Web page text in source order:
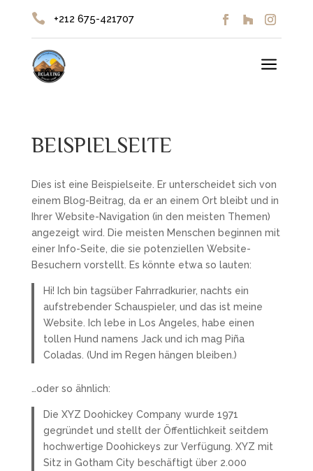
 +212 675-421707
a
BEISPIELSEITE
Dies ist eine Beispielseite. Er unterscheidet sich von
einem Blog-Beitrag, da er an einem Ort bleibt und in
Ihrer Website-Navigation (in den meisten Themen)
angezeigt wird. Die meisten Menschen beginnen mit
einer Info-Seite, die sie potenziellen Website-
Besuchern vorstellt. Es könnte etwa so lauten:
Hi! Ich bin tagsüber Fahrradkurier, nachts ein
aufstrebender Schauspieler, und das ist meine
Website. Ich lebe in Los Angeles, habe einen
tollen Hund namens Jack und ich mag Piña
Coladas. (Und im Regen hängen bleiben.)
…oder so ähnlich:
Die XYZ Doohickey Company wurde 1971
gegründet und stellt der Öffentlichkeit seitdem
hochwertige Doohickeys zur Verfügung. XYZ mit
Sitz in Gotham City beschäftigt über 2.000